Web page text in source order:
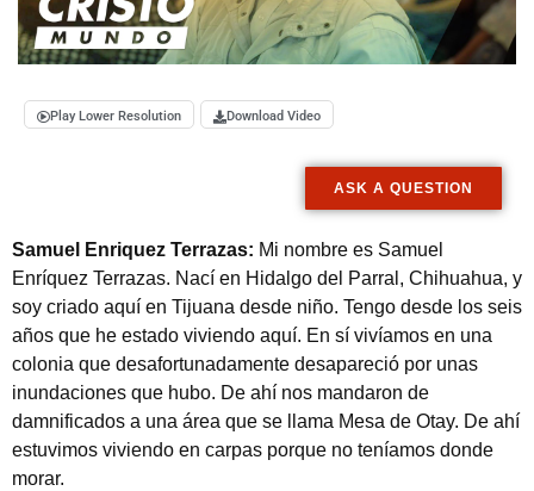
Play Lower Resolution Download Video
ASK A QUESTION
Samuel Enriquez Terrazas: Mi nombre es Samuel
Enríquez Terrazas. Nací en Hidalgo del Parral, Chihuahua, y
soy criado aquí en Tijuana desde niño. Tengo desde los seis
años que he estado viviendo aquí. En sí vivíamos en una
colonia que desafortunadamente desapareció por unas
inundaciones que hubo. De ahí nos mandaron de
damnificados a una área que se llama Mesa de Otay. De ahí
estuvimos viviendo en carpas porque no teníamos donde
morar.